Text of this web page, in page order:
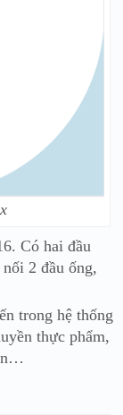
Có hai đầu
2 đầu ống,
trong hệ thống
thực phẩm,